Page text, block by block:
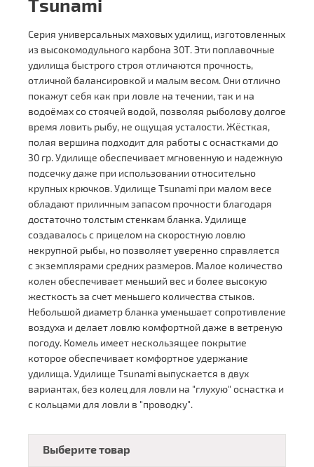
Tsunami
Серия универсальных маховых удилищ, изготовленных
из высокомодульного карбона 30Т. Эти поплавочные
удилища быстрого строя отличаются прочность,
отличной балансировкой и малым весом. Они отлично
покажут себя как при ловле на течении, так и на
водоёмах со стоячей водой, позволяя рыболову долгое
время ловить рыбу, не ощущая усталости. Жёсткая,
полая вершина подходит для работы с оснастками до
30 гр. Удилище обеспечивает мгновенную и надежную
подсечку даже при использовании относительно
крупных крючков. Удилище Tsunami при малом весе
обладают приличным запасом прочности благодаря
достаточно толстым стенкам бланка. Удилище
создавалось с прицелом на скоростную ловлю
некрупной рыбы, но позволяет уверенно справляется
с экземплярами средних размеров. Малое количество
колен обеспечивает меньший вес и более высокую
жесткость за счет меньшего количества стыков.
Небольшой диаметр бланка уменьшает сопротивление
воздуха и делает ловлю комфортной даже в ветреную
погоду. Комель имеет нескользящее покрытие
которое обеспечивает комфортное удержание
удилища. Удилище Tsunami выпускается в двух
вариантах, без колец для ловли на "глухую" оснастка и
с кольцами для ловли в "проводку".
Выберите товар